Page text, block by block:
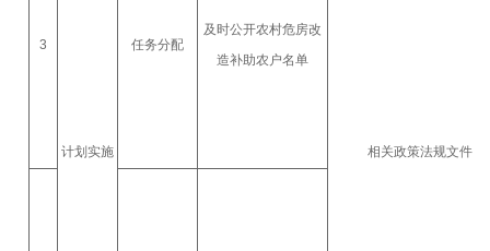
3
计划实施
任务分配
及时公开农村危房改
造补助农户名单
相关政策法规文件